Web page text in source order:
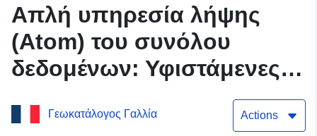
Απλή υπηρεσία λήψης
(Atom) του συνόλου
δεδομένων: Υφιστάμενες
πληροφορίες σχετικά με
Γεωκατάλογος Γαλλία Actions